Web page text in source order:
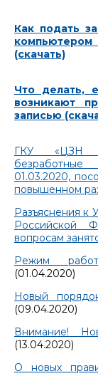
Как подать
(скачать)
Что делать,
возникают
записью
ГКУ «ЦЗН
01.03.2020,
повышенном
Разъяснения к
Российской
вопросам
Режим
(01.04.2020)
Новый
(09.04.2020)
Внимание!
(13.04.2020)
О новых